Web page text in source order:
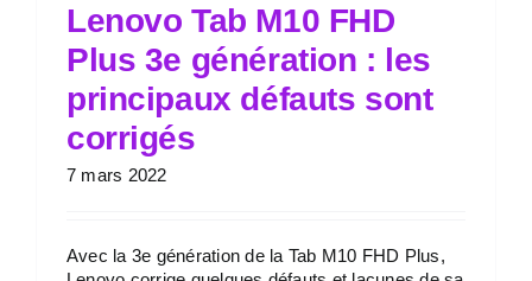
Lenovo Tab M10 FHD
Plus 3e génération : les
principaux défauts sont
corrigés
7 mars 2022
Avec la 3e génération de la Tab M10 FHD Plus,